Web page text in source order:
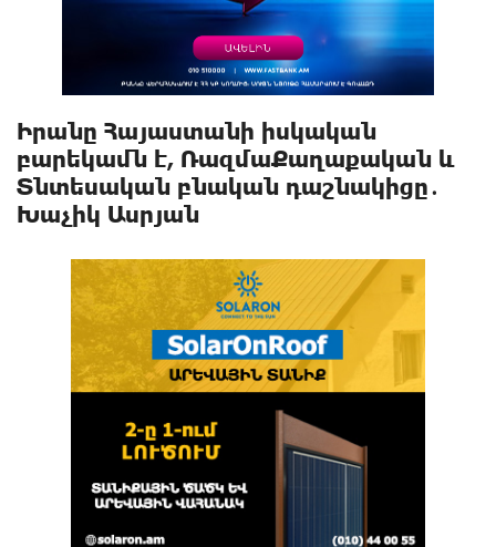
Իրանը Հայաստանի իսկական
բարեկամն է, ՌազմաՔաղաքական և
Տնտեսական բնական դաշնակիցը․
Խաչիկ Ասրյան